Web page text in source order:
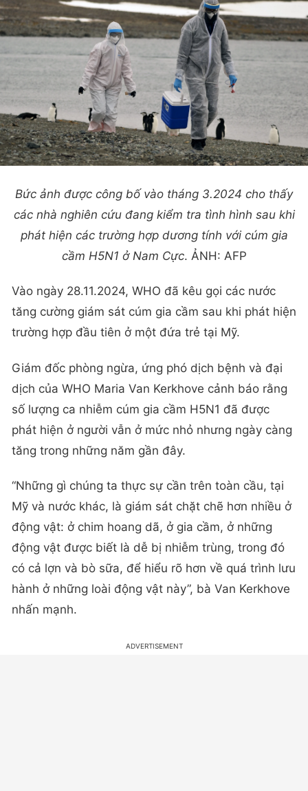
Bức ảnh được công bố vào tháng 3.2024 cho thấy
các nhà nghiên cứu đang kiểm tra tình hình sau khi
phát hiện các trường hợp dương tính với cúm gia
cầm H5N1 ở Nam Cực. ẢNH: AFP
Vào ngày 28.11.2024, WHO đã kêu gọi các nước
tăng cường giám sát cúm gia cầm sau khi phát hiện
trường hợp đầu tiên ở một đứa trẻ tại Mỹ.
Giám đốc phòng ngừa, ứng phó dịch bệnh và đại
dịch của WHO Maria Van Kerkhove cảnh báo rằng
số lượng ca nhiễm cúm gia cầm H5N1 đã được
phát hiện ở người vẫn ở mức nhỏ nhưng ngày càng
tăng trong những năm gần đây.
“Những gì chúng ta thực sự cần trên toàn cầu, tại
Mỹ và nước khác, là giám sát chặt chẽ hơn nhiều ở
động vật: ở chim hoang dã, ở gia cầm, ở những
động vật được biết là dễ bị nhiễm trùng, trong đó
có cả lợn và bò sữa, để hiểu rõ hơn về quá trình lưu
hành ở những loài động vật này”, bà Van Kerkhove
nhấn mạnh.